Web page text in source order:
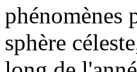
phénomènes
sphère